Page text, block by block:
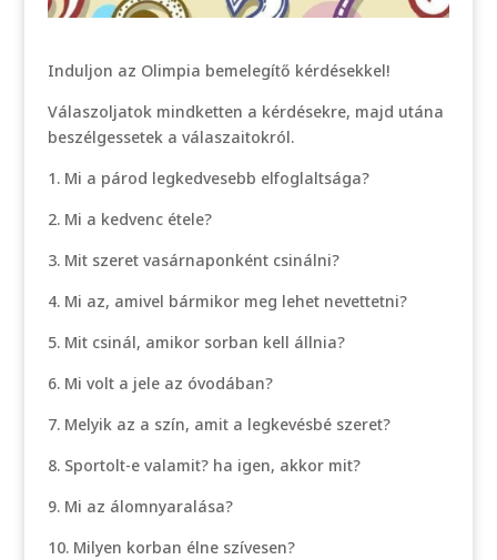
Induljon az Olimpia bemelegítő kérdésekkel!
Válaszoljatok mindketten a kérdésekre, majd utána
beszélgessetek a válaszaitokról.
1. Mi a párod legkedvesebb elfoglaltsága?
2. Mi a kedvenc étele?
3. Mit szeret vasárnaponként csinálni?
4. Mi az, amivel bármikor meg lehet nevettetni?
5. Mit csinál, amikor sorban kell állnia?
6. Mi volt a jele az óvodában?
7. Melyik az a szín, amit a legkevésbé szeret?
8. Sportolt-e valamit? ha igen, akkor mit?
9. Mi az álomnyaralása?
10. Milyen korban élne szívesen?